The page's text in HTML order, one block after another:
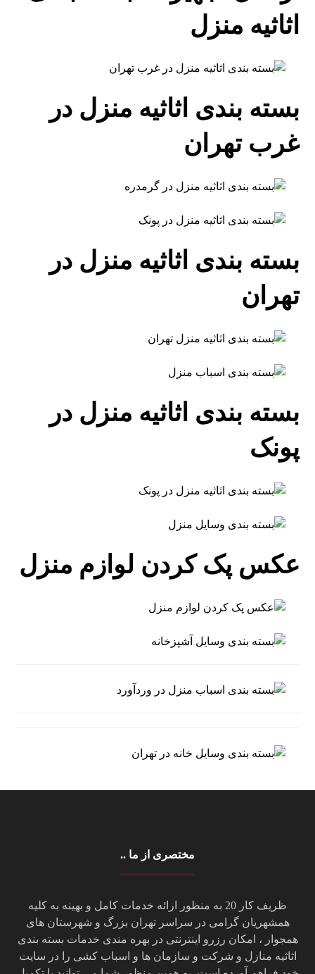
اثاثیه منزل
بسته بندی اثاثیه منزل در
غرب تهران
بسته بندی اثاثیه منزل در
تهران
بسته بندی اثاثیه منزل در
پونک
عکس پک کردن لوازم منزل
مختصری از ما ..
ظریف کار 20 به منظور ارائه خدمات کامل و بهینه به کلیه
همشهریان گرامی در سراسر تهران بزرگ و شهرستان های
همجوار ، امکان رزرو اینترنتی در بهره مندی خدمات بسته بندی
اثاثیه منازل و شرکت و سازمان ها و اسباب کشی را در سایت